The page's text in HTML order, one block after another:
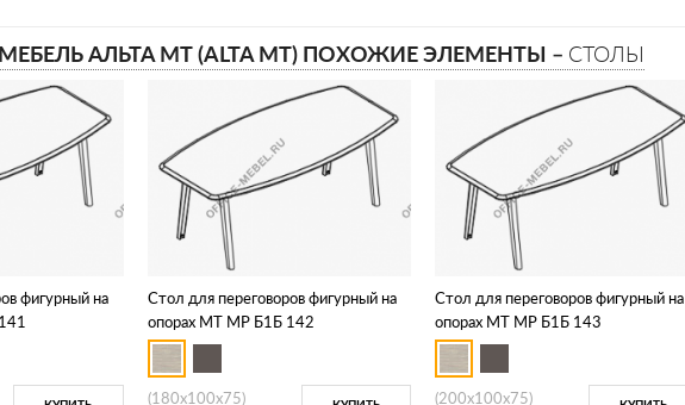
АЛЬТА МТ (ALTA MT) ПОХОЖИЕ ЭЛЕМЕНТЫ – СТОЛЫ
фигурный на
Стол для переговоров фигурный на
опорах МТ МР Б1Б 142
(180x100x75)
Стол для переговоров фигурный на
опорах МТ МР Б1Б 143
(200x100x75)